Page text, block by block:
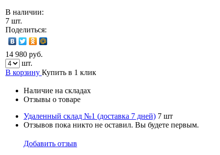
В наличии:
7 шт.
Поделиться:
14 980 руб.
шт.
В корзину Купить в 1 клик
Наличие на складах
Отзывы о товаре
Удаленный склад №1 (доставка 7 дней) 7 шт
Отзывов пока никто не оставил. Вы будете первым.
Добавить отзыв